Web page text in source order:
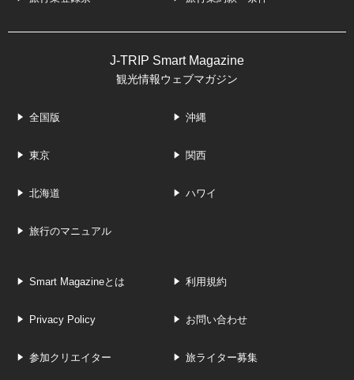
J-TRIP Smart Magazine
観光情報ウェブマガジン
全国版 沖縄
東京 関西
北海道 ハワイ
旅行のマニュアル
Smart Magazineとは 利用規約
Privacy Policy お問い合わせ
参加クリエイター 旅ライター募集